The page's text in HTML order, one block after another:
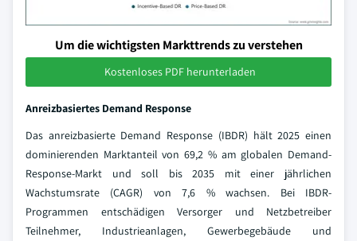
Um die wichtigsten Markttrends zu verstehen
Kostenloses PDF herunterladen
Anreizbasiertes Demand Response
Das anreizbasierte Demand Response (IBDR) hält 2025 einen
dominierenden Marktanteil von 69,2 % am globalen Demand-
Response-Markt und soll bis 2035 mit einer jährlichen
Wachstumsrate (CAGR) von 7,6 % wachsen. Bei IBDR-
Programmen entschädigen Versorger und Netzbetreiber
Teilnehmer, Industrieanlagen, Gewerbegebäude und